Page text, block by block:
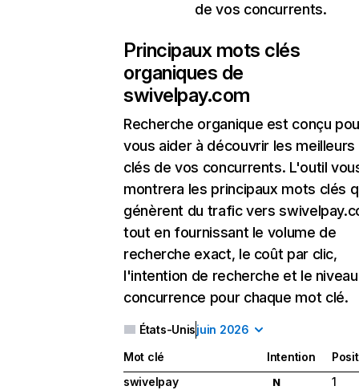
de vos concurrents.
Principaux mots clés
organiques de
swivelpay.com
Recherche organique est conçu
vous aider à découvrir les
clés de vos concurrents. L'outil
montrera les principaux mots clés
génèrent du trafic vers
tout en fournissant le volume de
recherche exact, le coût par clic,
l'intention de recherche et le
concurrence pour chaque mot clé.
États-Unisjuin 2026
Mot clé Intention
swivelpay
N
1